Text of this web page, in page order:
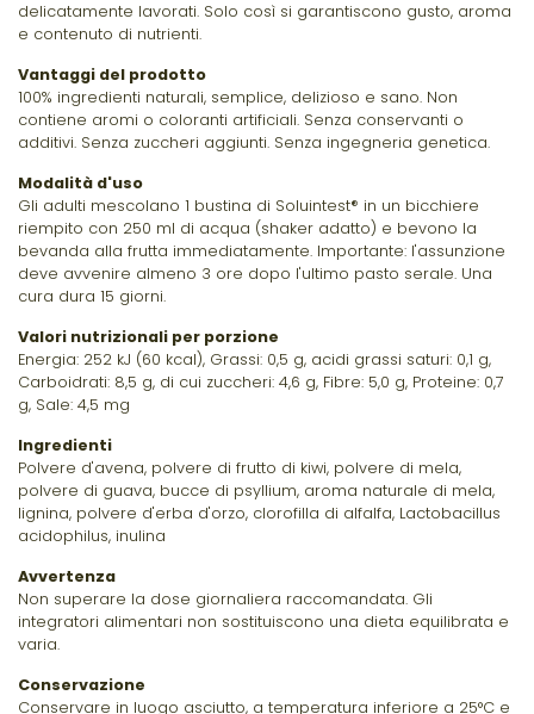
delicatamente lavorati. Solo così si garantiscono gusto, aroma
e contenuto di nutrienti.
Vantaggi del prodotto
100% ingredienti naturali, semplice, delizioso e sano. Non
contiene aromi o coloranti artificiali. Senza conservanti o
additivi. Senza zuccheri aggiunti. Senza ingegneria genetica.
Modalità d'uso
Gli adulti mescolano 1 bustina di Soluintest® in un bicchiere
riempito con 250 ml di acqua (shaker adatto) e bevono la
bevanda alla frutta immediatamente. Importante: l'assunzione
deve avvenire almeno 3 ore dopo l'ultimo pasto serale. Una
cura dura 15 giorni.
Valori nutrizionali per porzione
Energia: 252 kJ (60 kcal), Grassi: 0,5 g, acidi grassi saturi: 0,1 g,
Carboidrati: 8,5 g, di cui zuccheri: 4,6 g, Fibre: 5,0 g, Proteine: 0,7
g, Sale: 4,5 mg
Ingredienti
Polvere d'avena, polvere di frutto di kiwi, polvere di mela,
polvere di guava, bucce di psyllium, aroma naturale di mela,
lignina, polvere d'erba d'orzo, clorofilla di alfalfa, Lactobacillus
acidophilus, inulina
Avvertenza
Non superare la dose giornaliera raccomandata. Gli
integratori alimentari non sostituiscono una dieta equilibrata e
varia.
Conservazione
Conservare in luogo asciutto, a temperatura inferiore a 25°C e